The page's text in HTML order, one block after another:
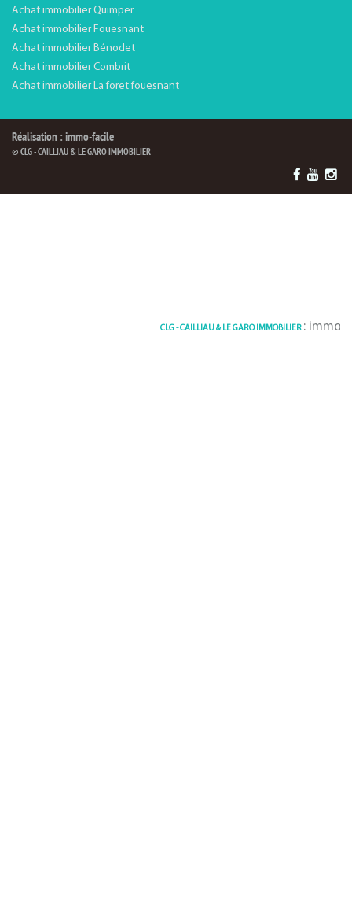
Achat immobilier Quimper
Achat immobilier Fouesnant
Achat immobilier Bénodet
Achat immobilier Combrit
Achat immobilier La foret fouesnant
Réalisation : immo-facile
© CLG - CAILLIAU & LE GARO IMMOBILIER
CLG - CAILLIAU & LE GARO IMMOBILIER: immobilier